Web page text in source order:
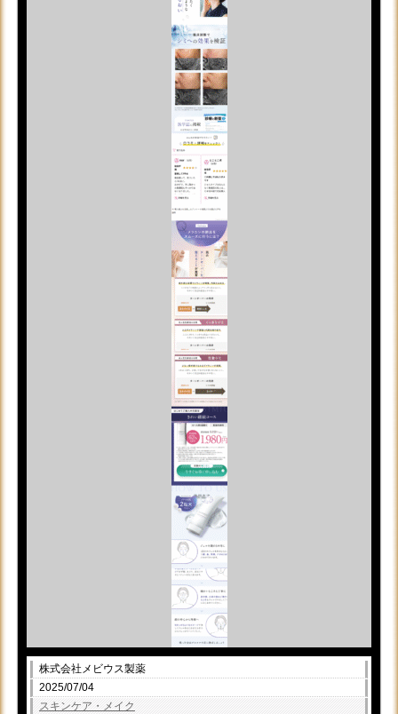
株式会社メビウス製薬
2025/07/04
スキンケア・メイク